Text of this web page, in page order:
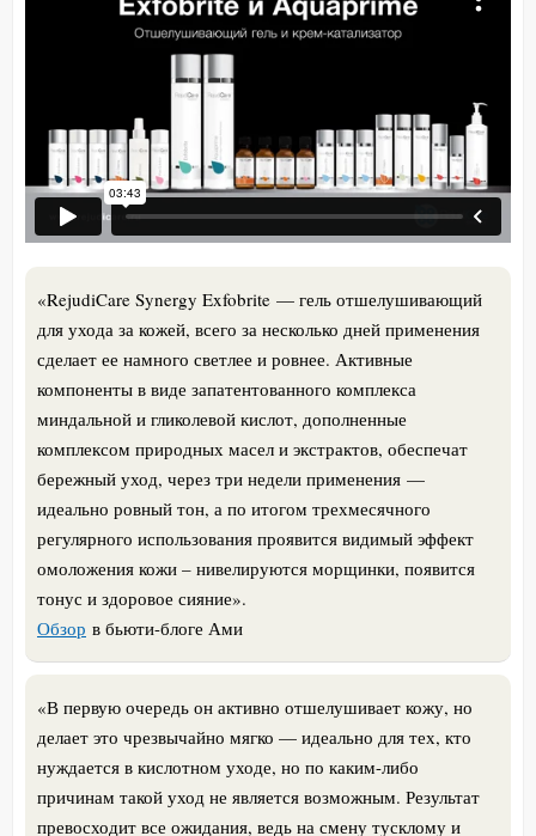
«RejudiCare Synergy Exfobrite — гель отшелушивающий
для ухода за кожей, всего за несколько дней применения
сделает ее намного светлее и ровнее. Активные
компоненты в виде запатентованного комплекса
миндальной и гликолевой кислот, дополненные
комплексом природных масел и экстрактов, обеспечат
бережный уход, через три недели применения —
идеально ровный тон, а по итогом трехмесячного
регулярного использования проявится видимый эффект
омоложения кожи – нивелируются морщинки, появится
тонус и здоровое сияние».
Обзор в бьюти-блоге Ами
«В первую очередь он активно отшелушивает кожу, но
делает это чрезвычайно мягко — идеально для тех, кто
нуждается в кислотном уходе, но по каким-либо
причинам такой уход не является возможным. Результат
превосходит все ожидания, ведь на смену тусклому и